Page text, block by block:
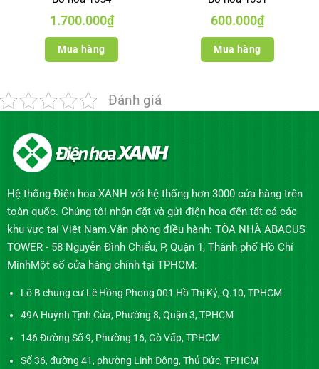
1.700.000₫
Mua hàng
600.000₫
Mua hàng
Đánh giá
Hệ thống Điện hoa XANH với hệ thống hơn 3000 cửa hàng trên
toàn quốc. Chúng tôi nhận đặt và gửi điện hoa đến tất cả các
khu vực tại Việt Nam.Văn phòng điều hành: TÒA NHÀ ABACUS
TOWER - 58 Nguyễn Đình Chiểu, P, Quận 1, Thành phố Hồ Chí
MinhMột số cửa hàng chính tại TPHCM:
Lô B chung cư Lê Hồng Phong 001 Hồ Thị Kỷ, Q.10, TPHCM
49A Huỳnh Tịnh Của, Phường 8, Quận 3, TPHCM
146 Đường Số 9, Phường 16, Gò Vấp, TPHCM
Số 36, đường 41, phường Linh Đông, Thủ Đức, TPHCM